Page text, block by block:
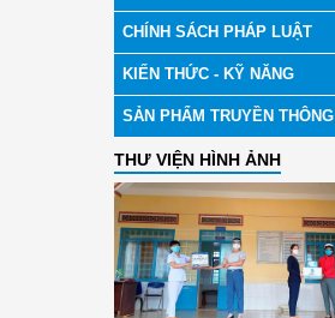
CHÍNH SÁCH PHÁP LUẬT
KIẾN THỨC - KỸ NĂNG
SẢN PHẨM TRUYỀN THÔNG
THƯ VIỆN HÌNH ẢNH